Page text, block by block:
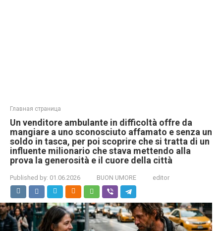
Главная страница
Un venditore ambulante in difficoltà offre da
mangiare a uno sconosciuto affamato e senza un
soldo in tasca, per poi scoprire che si tratta di un
influente milionario che stava mettendo alla
prova la generosità e il cuore della città
Published by: 01.06.2026 BUON UMORE editor